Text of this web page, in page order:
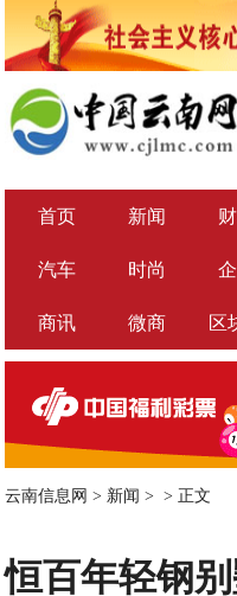
首页 新闻
汽车 时尚
商讯 微商 区
云南信息网 > 新闻 > > 正文
恒百年轻钢